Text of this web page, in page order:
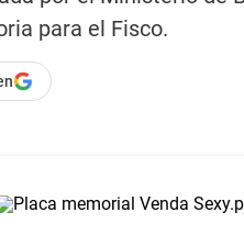
para el Fisco.